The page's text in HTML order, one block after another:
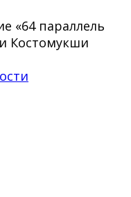
«64 параллель
Костомукши